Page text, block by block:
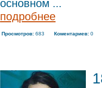
основном ...
подробнее
Просмотров: 683 Коментариев: 0